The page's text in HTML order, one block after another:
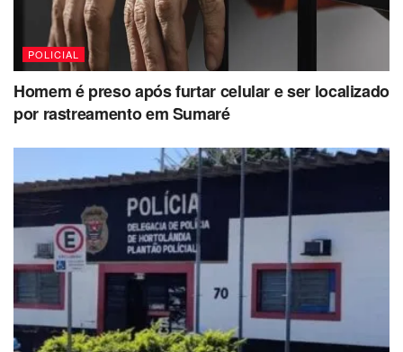
POLICIAL
Homem é preso após furtar celular e ser localizado
por rastreamento em Sumaré